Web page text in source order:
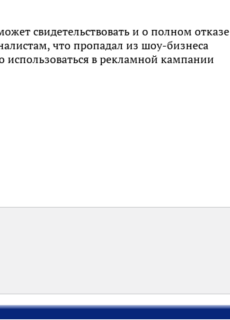
свидетельствовать и о полном отказе
что пропадал из шоу-бизнеса
использоваться в рекламной кампании